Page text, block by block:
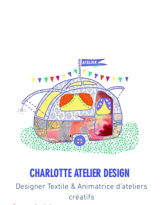
CHARLOTTE ATELIER DESIGN
Designer Textile & Animatrice d'ateliers
créatifs